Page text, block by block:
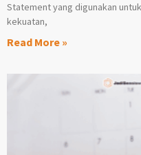
Statement yang digunakan
kekuatan,
Read More »